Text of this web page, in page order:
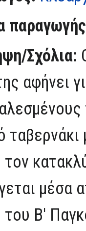
Σχόλια:
αφήνει
τον
μέσα
του Β'